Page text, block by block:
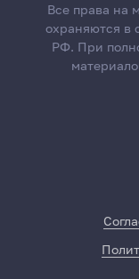
Все права на
охраняются в
РФ. При